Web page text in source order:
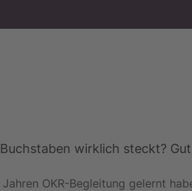
wirklich steckt?
OKR-Begleitung gelernt